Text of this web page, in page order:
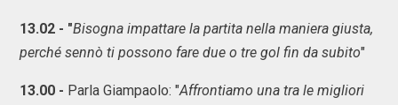
13.02 - "Bisogna impattare la partita nella maniera giusta,
perché sennò ti possono fare due o tre gol fin da subito"
13.00 - Parla Giampaolo: "Affrontiamo una tra le migliori